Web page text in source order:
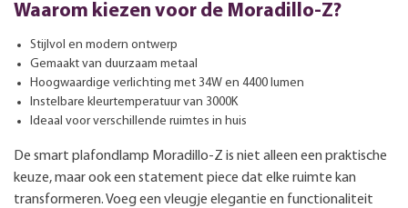
Waarom kiezen voor de Moradillo-Z?
Stijlvol en modern ontwerp
Gemaakt van duurzaam metaal
Hoogwaardige verlichting met 34W en 4400 lumen
Instelbare kleurtemperatuur van 3000K
Ideaal voor verschillende ruimtes in huis
De smart plafondlamp Moradillo-Z is niet alleen een praktische
keuze, maar ook een statement piece dat elke ruimte kan
transformeren. Voeg een vleugje elegantie en functionaliteit